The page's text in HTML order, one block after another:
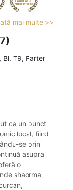
mai multe >>
Bl. T9, Parter
ca un punct
local, fiind
se prin
asupra
o
shaorma